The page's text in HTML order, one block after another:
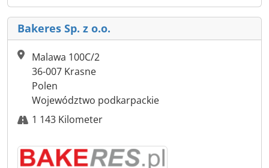
Bakeres Sp. z o.o.
Malawa 100C/2
36-007 Krasne
Polen
Województwo podkarpackie
1 143 Kilometer